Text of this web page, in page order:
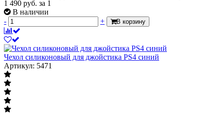
1 490 руб. за 1
В наличии
-
+ В корзину
Чехол силиконовый для джойстика PS4 синий
Артикул: 5471